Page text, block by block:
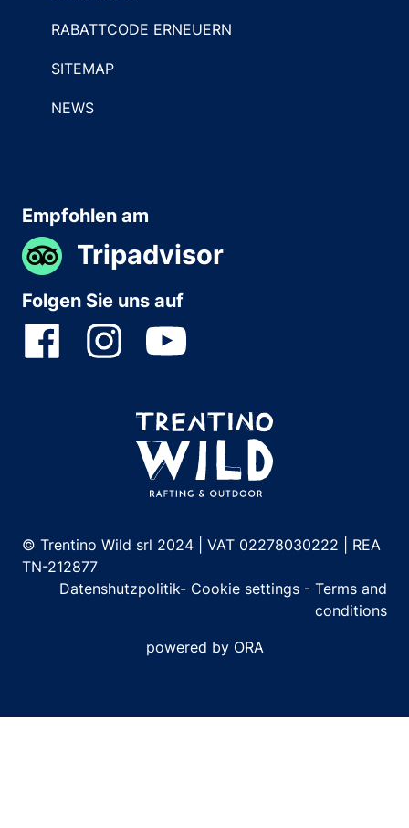
RABATTCODE ERNEUERN
SITEMAP
NEWS
Empfohlen am
Tripadvisor
Folgen Sie uns auf
© Trentino Wild srl 2024 | VAT 02278030222 | REA
TN-212877
Datenshutzpolitik- Cookie settings - Terms and
conditions
powered by ORA